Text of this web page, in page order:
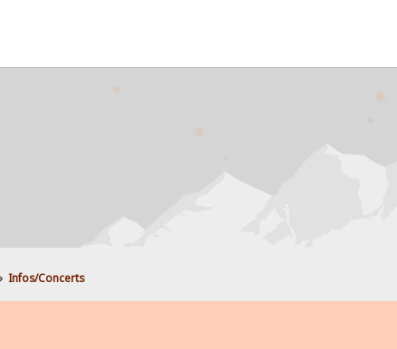
Infos/Concerts